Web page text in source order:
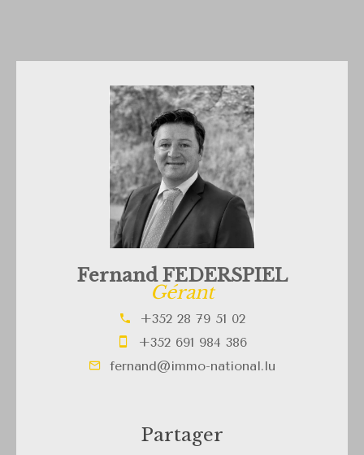
Fernand FEDERSPIEL
Gérant
+352 28 79 51 02
+352 691 984 386
fernand@immo-national.lu
Partager